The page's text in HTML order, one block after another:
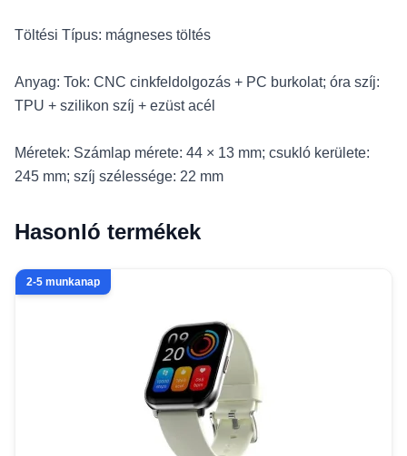
Töltési Típus: mágneses töltés
Anyag: Tok: CNC cinkfeldolgozás + PC burkolat; óra szíj:
TPU + szilikon szíj + ezüst acél
Méretek: Számlap mérete: 44 × 13 mm; csukló kerülete:
245 mm; szíj szélessége: 22 mm
Hasonló termékek
2-5 munkanap